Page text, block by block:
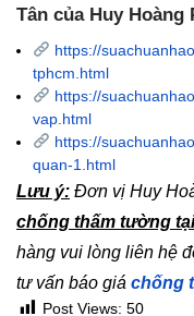
Tân của Huy Hoàng
https://
tphcm.html
https://
vap.html
https://
quan-1.html
Lưu ý: Đơn vị Huy
chống thấm tường
hàng vui lòng liên hệ
tư vấn báo giá chống
Post Views: 50